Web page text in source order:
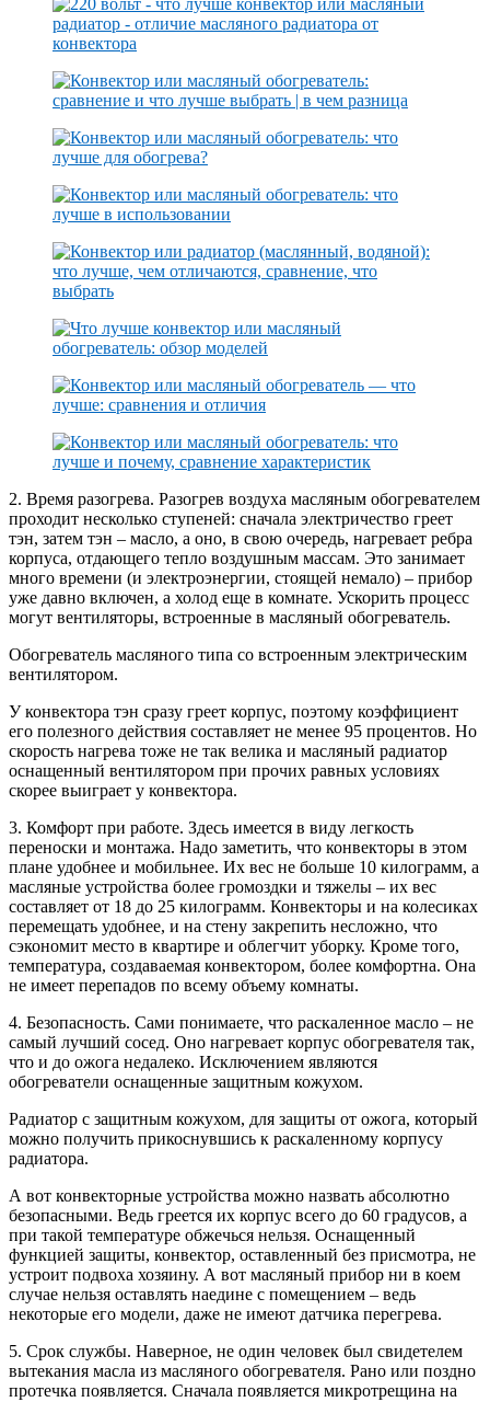
2. Время разогрева. Разогрев воздуха масляным обогревателем
проходит несколько ступеней: сначала электричество греет
тэн, затем тэн – масло, а оно, в свою очередь, нагревает ребра
корпуса, отдающего тепло воздушным массам. Это занимает
много времени (и электроэнергии, стоящей немало) – прибор
уже давно включен, а холод еще в комнате. Ускорить процесс
могут вентиляторы, встроенные в масляный обогреватель.
Обогреватель масляного типа со встроенным электрическим
вентилятором.
У конвектора тэн сразу греет корпус, поэтому коэффициент
его полезного действия составляет не менее 95 процентов. Но
скорость нагрева тоже не так велика и масляный радиатор
оснащенный вентилятором при прочих равных условиях
скорее выиграет у конвектора.
3. Комфорт при работе. Здесь имеется в виду легкость
переноски и монтажа. Надо заметить, что конвекторы в этом
плане удобнее и мобильнее. Их вес не больше 10 килограмм, а
масляные устройства более громоздки и тяжелы – их вес
составляет от 18 до 25 килограмм. Конвекторы и на колесиках
перемещать удобнее, и на стену закрепить несложно, что
сэкономит место в квартире и облегчит уборку. Кроме того,
температура, создаваемая конвектором, более комфортна. Она
не имеет перепадов по всему объему комнаты.
4. Безопасность. Сами понимаете, что раскаленное масло – не
самый лучший сосед. Оно нагревает корпус обогревателя так,
что и до ожога недалеко. Исключением являются
обогреватели оснащенные защитным кожухом.
Радиатор с защитным кожухом, для защиты от ожога, который
можно получить прикоснувшись к раскаленному корпусу
радиатора.
А вот конвекторные устройства можно назвать абсолютно
безопасными. Ведь греется их корпус всего до 60 градусов, а
при такой температуре обжечься нельзя. Оснащенный
функцией защиты, конвектор, оставленный без присмотра, не
устроит подвоха хозяину. А вот масляный прибор ни в коем
случае нельзя оставлять наедине с помещением – ведь
некоторые его модели, даже не имеют датчика перегрева.
5. Срок службы. Наверное, не один человек был свидетелем
вытекания масла из масляного обогревателя. Рано или поздно
протечка появляется. Сначала появляется микротрещина на